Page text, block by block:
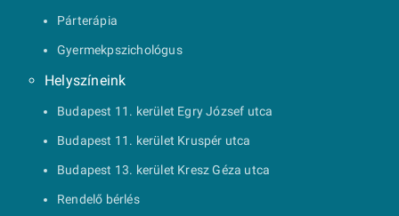
Párterápia
Gyermekpszichológus
Helyszíneink
Budapest 11. kerület Egry József utca
Budapest 11. kerület Kruspér utca
Budapest 13. kerület Kresz Géza utca
Rendelő bérlés